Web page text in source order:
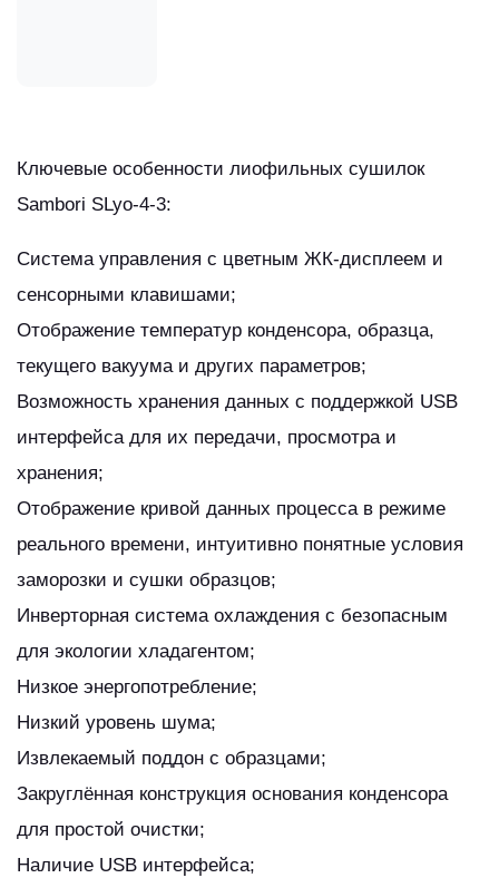
Ключевые особенности лиофильных сушилок
Sambori SLyo-4-3:
Система управления с цветным ЖК-дисплеем и
сенсорными клавишами;
Отображение температур конденсора, образца,
текущего вакуума и других параметров;
Возможность хранения данных с поддержкой USB
интерфейса для их передачи, просмотра и
хранения;
Отображение кривой данных процесса в режиме
реального времени, интуитивно понятные условия
заморозки и сушки образцов;
Инверторная система охлаждения с безопасным
для экологии хладагентом;
Низкое энергопотребление;
Низкий уровень шума;
Извлекаемый поддон с образцами;
Закруглённая конструкция основания конденсора
для простой очистки;
Наличие USB интерфейса;